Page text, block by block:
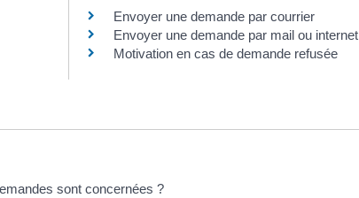
Envoyer une demande par courrier
Envoyer une demande par mail ou internet
Motivation en cas de demande refusée
sont concernées ?